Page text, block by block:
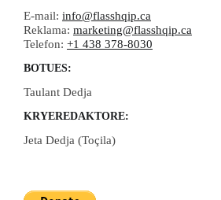
E-mail: info@flasshqip.ca
Reklama: marketing@flasshqip.ca
Telefon: +1 438 378-8030
BOTUES:
Taulant Dedja
KRYEREDAKTORE:
Jeta Dedja (Toçila)